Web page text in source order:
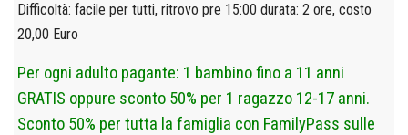
Difficoltà: facile per tutti, ritrovo pre 15:00 durata: 2 ore, costo
20,00 Euro
Per ogni adulto pagante: 1 bambino fino a 11 anni
GRATIS oppure sconto 50% per 1 ragazzo 12-17 anni.
Sconto 50% per tutta la famiglia con FamilyPass sulle